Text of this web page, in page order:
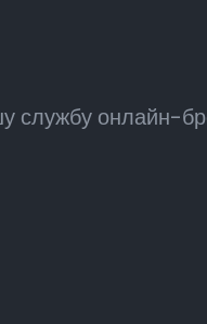
службу онлайн-